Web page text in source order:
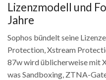
Lizenzmodell und
Jahre
Sophos bündelt seine
Protection, Xstream
87w wird üblicherweise mit
was Sandboxing, ZTNA-